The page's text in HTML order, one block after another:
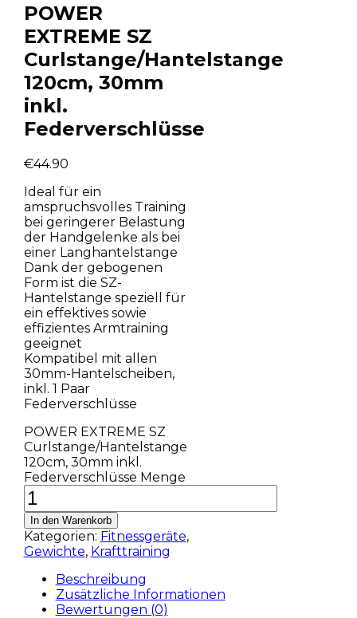
POWER
EXTREME SZ
Curlstange/Hantelstange
120cm, 30mm
inkl.
Federverschlüsse
€44.90
Ideal für ein
amspruchsvolles Training
bei geringerer Belastung
der Handgelenke als bei
einer Langhantelstange
Dank der gebogenen
Form ist die SZ-
Hantelstange speziell für
ein effektives sowie
effizientes Armtraining
geeignet
Kompatibel mit allen
30mm-Hantelscheiben,
inkl. 1 Paar
Federverschlüsse
POWER EXTREME SZ
Curlstange/Hantelstange
120cm, 30mm inkl.
Federverschlüsse Menge
In den Warenkorb
Kategorien: Fitnessgeräte,
Gewichte, Krafttraining
Beschreibung
Zusätzliche Informationen
Bewertungen (0)